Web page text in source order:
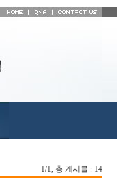
1/1, 총 게시물 : 14